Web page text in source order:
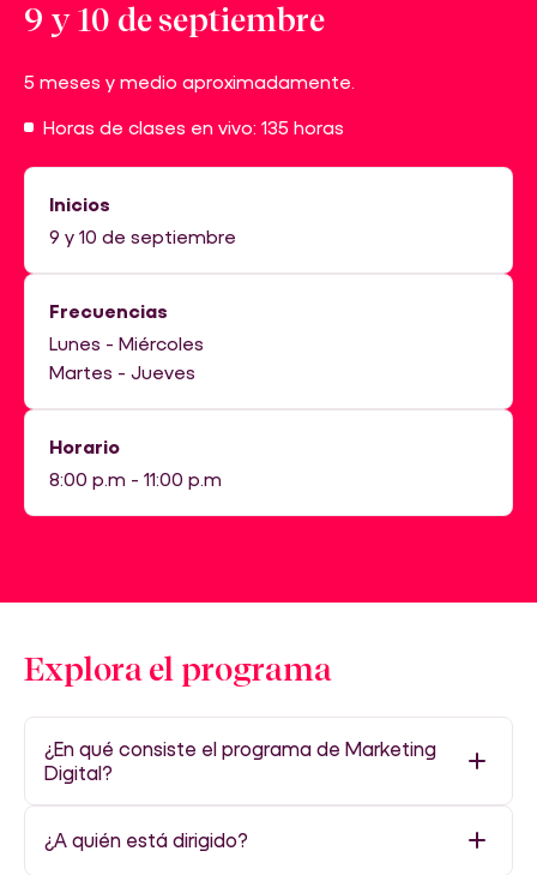
9 y 10 de septiembre
5 meses y medio aproximadamente.
Horas de clases en vivo: 135 horas
Inicios
9 y 10 de septiembre
Frecuencias
Lunes - Miércoles
Martes - Jueves
Horario
8:00 p.m - 11:00 p.m
Explora el programa
¿En qué consiste el programa de Marketing
Digital?
¿A quién está dirigido?